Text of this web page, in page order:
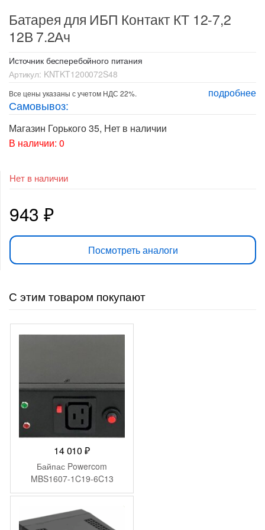
Батарея для ИБП Контакт КТ 12-7,2
12В 7.2Ач
Источник бесперебойного питания
Артикул: KNTKT1200072S48
подробнее
Все цены указаны с учетом НДС 22%.
Самовывоз:
Магазин Горького 35, Нет в наличии
В наличии: 0
Нет в наличии
943 ₽
Посмотреть аналоги
С этим товаром покупают
14 010₽
Байпас Powercom
MBS1607-1C19-6C13